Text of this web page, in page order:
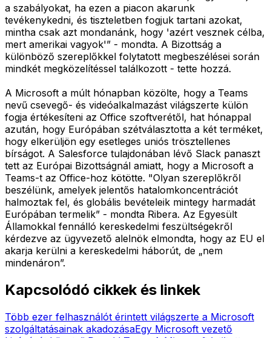
a szabályokat, ha ezen a piacon akarunk
tevékenykedni, és tiszteletben fogjuk tartani azokat,
mintha csak azt mondanánk, hogy 'azért vesznek célba,
mert amerikai vagyok'” - mondta. A Bizottság a
különböző szereplőkkel folytatott megbeszélései során
mindkét megközelítéssel találkozott - tette hozzá.
A Microsoft a múlt hónapban közölte, hogy a Teams
nevű csevegő- és videóalkalmazást világszerte külön
fogja értékesíteni az Office szoftverétől, hat hónappal
azután, hogy Európában szétválasztotta a két terméket,
hogy elkerüljön egy esetleges uniós trösztellenes
bírságot. A Salesforce tulajdonában lévő Slack panaszt
tett az Európai Bizottságnál amiatt, hogy a Microsoft a
Teams-t az Office-hoz kötötte. "Olyan szereplőkről
beszélünk, amelyek jelentős hatalomkoncentrációt
halmoztak fel, és globális bevételeik mintegy harmadát
Európában termelik” - mondta Ribera. Az Egyesült
Államokkal fennálló kereskedelmi feszültségekről
kérdezve az ügyvezető alelnök elmondta, hogy az EU el
akarja kerülni a kereskedelmi háborút, de „nem
mindenáron”.
Kapcsolódó cikkek és linkek
Több ezer felhasználót érintett világszerte a Microsoft
szolgáltatásainak akadozásaEgy Microsoft vezető